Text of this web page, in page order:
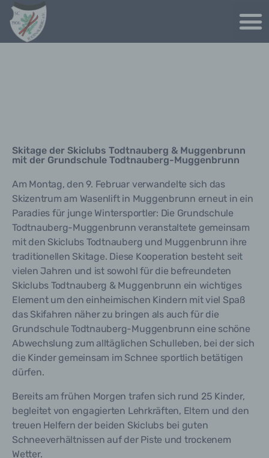
Skitage der Skiclubs Todtnauberg & Muggenbrunn
mit der Grundschule Todtnauberg-Muggenbrunn
Am Montag, den 9. Februar verwandelte sich das
Skizentrum am Wasenlift in Muggenbrunn erneut in ein
Paradies für junge Wintersportler: Die Grundschule
Todtnauberg-Muggenbrunn veranstaltete gemeinsam
mit den Skiclubs Todtnauberg und Muggenbrunn ihre
traditionellen Skitage. Diese Kooperation besteht seit
vielen Jahren und ist sowohl für die befreundeten
Skiclubs Todtnauberg & Muggenbrunn ein wichtiges
Element um den einheimischen Kindern mit viel Spaß
das Skifahren näher zu bringen als auch für die
Grundschule Todtnauberg-Muggenbrunn eine schöne
Abwechslung zum alltäglichen Schulleben, bei der sich
die Kinder gemeinsam im Schnee sportlich betätigen
dürfen.
Bereits am frühen Morgen trafen sich rund 25 Kinder,
begleitet von engagierten Lehrkräften, Eltern und den
treuen Helfern der beiden Skiclubs bei guten
Schneeverhältnissen auf der Piste und trockenem
Wetter.